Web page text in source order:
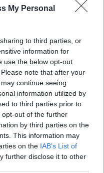
My Personal
to third parties, or
information for
use the below opt-out
note that after your
continue seeing
information utilized by
to third parties prior to
out of the further
by third parties on the
This information may
on the IAB’s List of
further disclose it to other
éve a
van
segítené